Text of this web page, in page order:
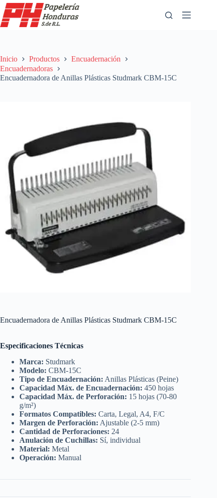
Saltar
al
contenido
Inicio Productos
Encuadernación
Encuadernadoras
Encuadernadora de Anillas Plásticas Studmark CBM-15C
Encuadernadora de Anillas Plásticas Studmark CBM-15C
Especificaciones Técnicas
Marca: Studmark
Modelo: CBM-15C
Tipo de Encuadernación: Anillas Plásticas (Peine)
Capacidad Máx. de Encuadernación: 450 hojas
Capacidad Máx. de Perforación: 15 hojas (70-80
g/m²)
Formatos Compatibles: Carta, Legal, A4, F/C
Margen de Perforación: Ajustable (2-5 mm)
Cantidad de Perforaciones: 24
Anulación de Cuchillas: Sí, individual
Material: Metal
Operación: Manual